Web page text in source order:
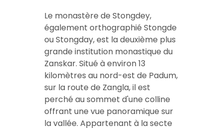
Le monastère de Stongdey,
également orthographié Stongde
ou Stongday, est la deuxième plus
grande institution monastique du
Zanskar. Situé à environ 13
kilomètres au nord-est de Padum,
sur la route de Zangla, il est
perché au sommet d'une colline
offrant une vue panoramique sur
la vallée. Appartenant à la secte